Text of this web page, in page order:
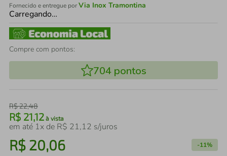
Fornecido e entregue porVia Inox Tramontina
Carregando…
Compre com pontos:
704pontos
R$22,48
R$ 21,12 à vista
em até 1x de R$ 21,12 s/juros
R$ 20,06 -11%